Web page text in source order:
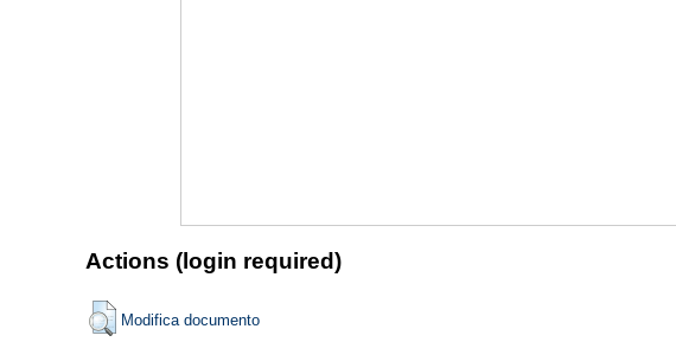
Actions (login required)
Modifica documento